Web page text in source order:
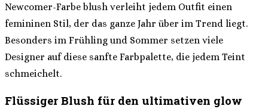
Newcomer-Farbe blush verleiht jedem Outfit einen
femininen Stil, der das ganze Jahr über im Trend liegt.
Besonders im Frühling und Sommer setzen viele
Designer auf diese sanfte Farbpalette, die jedem Teint
schmeichelt.
Flüssiger Blush für den ultimativen glow